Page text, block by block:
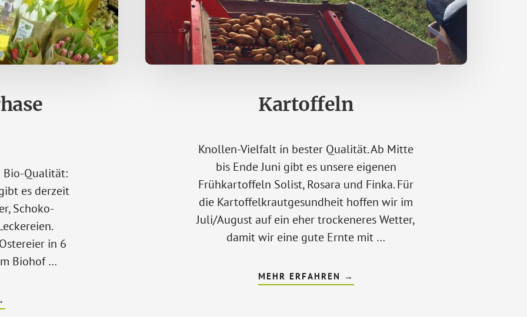
Bio-Qualität:
es derzeit
Schoko-
in 6
Biohof …
Kartoffeln
Knollen-Vielfalt in bester Qualität. Ab Mitte
bis Ende Juni gibt es unsere eigenen
Frühkartoffeln Solist, Rosara und Finka. Für
die Kartoffelkrautgesundheit hoffen wir im
Juli/August auf ein eher trockeneres Wetter,
damit wir eine gute Ernte mit …
MEHR ERFAHREN ÜBERKARTOFFELN
→